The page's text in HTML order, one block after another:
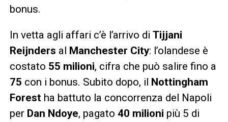
bonus.
In vetta agli affari c’è l’arrivo di Tijjani
Reijnders al Manchester City: l’olandese è
costato 55 milioni, cifra che può salire fino a
75 con i bonus. Subito dopo, il Nottingham
Forestha battuto la concorrenza del Napoli
per Dan Ndoye, pagato 40 milioni più 5 di